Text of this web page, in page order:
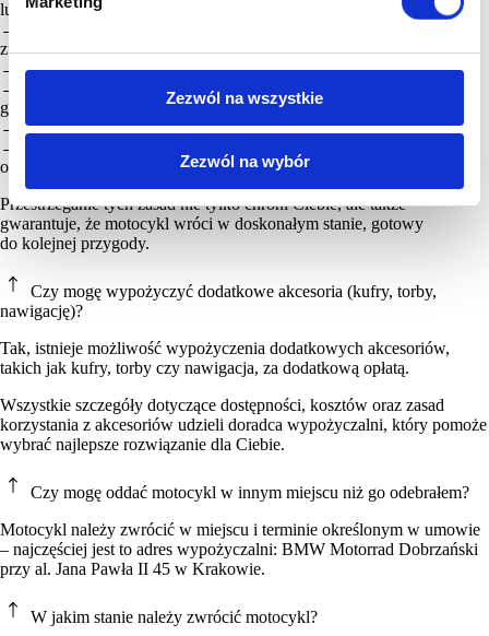
Zezwól na wszystkie
Zezwól na wybór
lub kradzież;
→ nie eksploatować motocykla w sposób powodujący nadmierne
zużycie części lub opon;
→ nie jeździć poza utwardzonymi drogami;
→ nie wykorzystywać motocykla do pracy ani działalności
gospodarczej;
→ nie korzystać z motocykla w sposób sprzeczny z ubezpieczeniem;
→ nie łamać przepisów ruchu drogowego ani zaleceń z instrukcji
obsługi.
Przestrzeganie tych zasad nie tylko chroni Ciebie, ale także
gwarantuje, że motocykl wróci w doskonałym stanie, gotowy
do kolejnej przygody.
Czy mogę wypożyczyć dodatkowe akcesoria (kufry, torby,
nawigację)?
Tak, istnieje możliwość wypożyczenia dodatkowych akcesoriów,
takich jak kufry, torby czy nawigacja, za dodatkową opłatą.
Wszystkie szczegóły dotyczące dostępności, kosztów oraz zasad
korzystania z akcesoriów udzieli doradca wypożyczalni, który pomoże
wybrać najlepsze rozwiązanie dla Ciebie.
Czy mogę oddać motocykl w innym miejscu niż go odebrałem?
Motocykl należy zwrócić w miejscu i terminie określonym w umowie
– najczęściej jest to adres wypożyczalni: BMW Motorrad Dobrzański
przy al. Jana Pawła II 45 w Krakowie.
W jakim stanie należy zwrócić motocykl?